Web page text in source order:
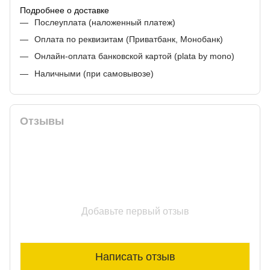
Подробнее о доставке
Послеуплата (наложенный платеж)
Оплата по реквизитам (Приватбанк, Монобанк)
Онлайн-оплата банковской картой (plata by mono)
Наличными (при самовывозе)
Отзывы
Добавьте первый отзыв
Написать отзыв